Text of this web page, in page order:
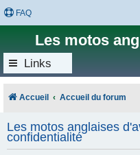
FAQ
Les motos
Links
Accueil Accueil du forum
Les motos anglaises
confidentialité